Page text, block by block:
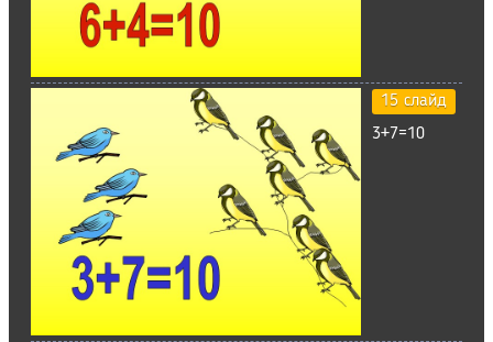
15 слайд
3+7=10